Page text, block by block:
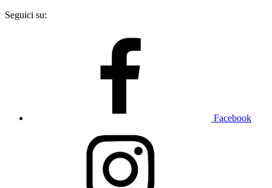
Seguici su:
Facebook